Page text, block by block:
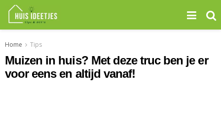
Home Tips
Muizen in huis? Met deze truc ben je er
voor eens en altijd vanaf!